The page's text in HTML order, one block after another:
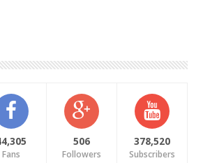
Fans
506
Followers
378,520
Subscribers